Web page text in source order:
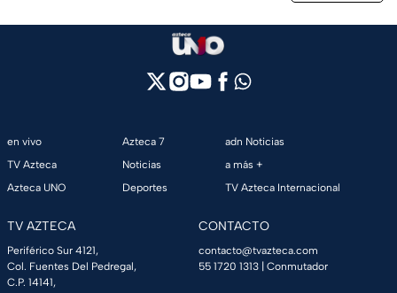
en vivo
TV Azteca
Azteca UNO
Azteca 7
Noticias
Deportes
adn Noticias
a más +
TV Azteca Internacional
TV AZTECA
Periférico Sur 4121,
Col. Fuentes Del Pedregal,
C.P. 14141,
CONTACTO
contacto@tvazteca.com
55 1720 1313 | Conmutador